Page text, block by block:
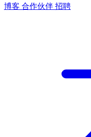
博客 合作伙伴 招聘